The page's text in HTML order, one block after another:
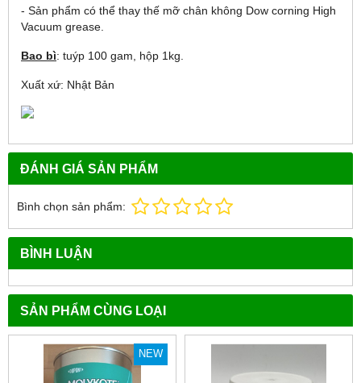
- Sản phẩm có thể thay thế mỡ chân không Dow corning High
Vacuum grease.
Bao bì: tuýp 100 gam, hộp 1kg.
Xuất xứ: Nhật Bản
ĐÁNH GIÁ SẢN PHẨM
Bình chọn sản phẩm:
BÌNH LUẬN
SẢN PHẨM CÙNG LOẠI
NEW